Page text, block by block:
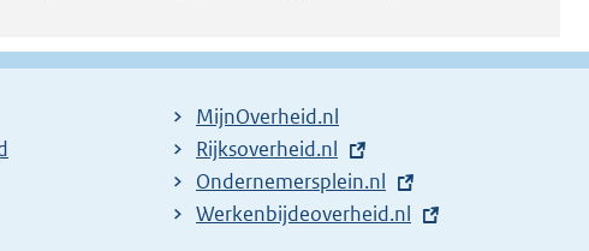
MijnOverheid.nl
E
x
t
Rijksoverheid.nl
E
x
Ondernemersplein.nl
E
Werkenbijdeoverheid.nl